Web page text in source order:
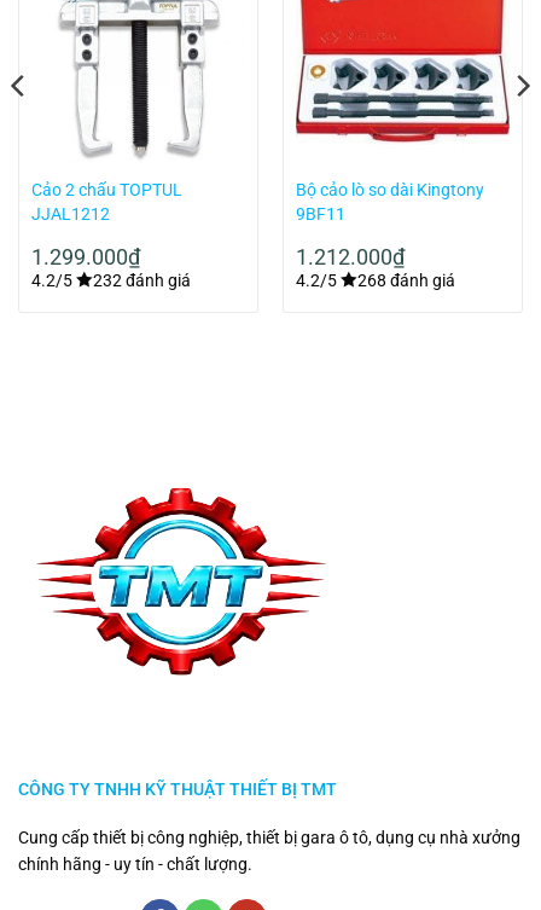
Cảo 2 chấu TOPTUL
JJAL1212
1.299.000₫
4.2/5 232 đánh giá
Bộ cảo lò so dài Kingtony
9BF11
1.212.000₫
4.2/5 268 đánh giá
CÔNG TY TNHH KỸ THUẬT THIẾT BỊ TMT
Cung cấp thiết bị công nghiệp, thiết bị gara ô tô, dụng cụ nhà xưởng
chính hãng - uy tín - chất lượng.